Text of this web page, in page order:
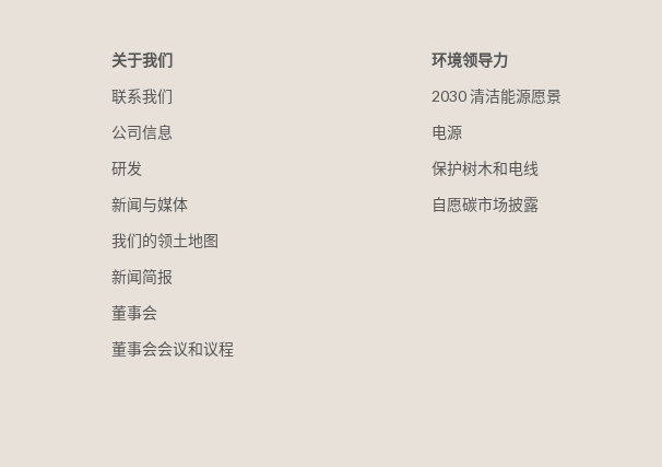
关于我们
联系我们
公司信息
研发
新闻与媒体
我们的领土地图
新闻简报
董事会
董事会会议和议程
环境领导力
2030 清洁能源愿景
电源
保护树木和电线
自愿碳市场披露